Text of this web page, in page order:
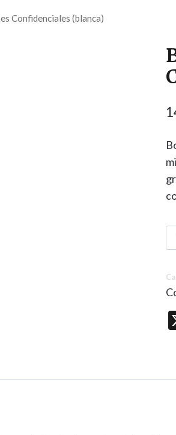
Confidenciales (blanca)